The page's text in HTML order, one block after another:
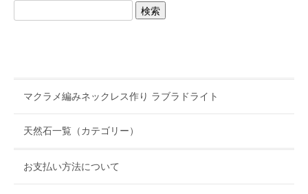
マクラメ編みネックレス作り ラブラドライト
天然石一覧（カテゴリー）
お支払い方法について